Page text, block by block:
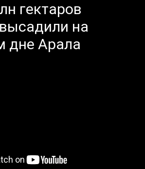
гектаров
на
дне Арала